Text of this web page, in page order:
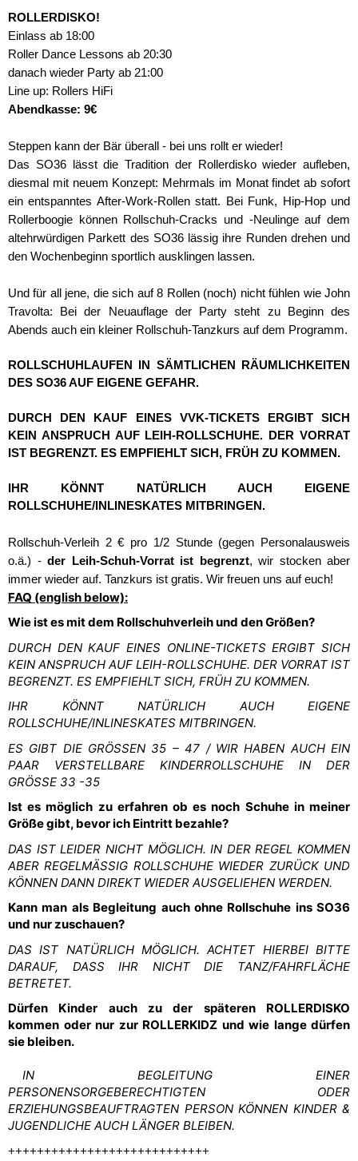
ROLLERDISKO!
Einlass ab 18:00
Roller Dance Lessons ab 20:30
danach wieder Party ab 21:00
Line up: Rollers HiFi
Abendkasse: 9€
Steppen kann der Bär überall - bei uns rollt er wieder!
Das SO36 lässt die Tradition der Rollerdisko wieder aufleben,
diesmal mit neuem Konzept: Mehrmals im Monat findet ab sofort
ein entspanntes After-Work-Rollen statt. Bei Funk, Hip-Hop und
Rollerboogie können Rollschuh-Cracks und -Neulinge auf dem
altehrwürdigen Parkett des SO36 lässig ihre Runden drehen und
den Wochenbeginn sportlich ausklingen lassen.
Und für all jene, die sich auf 8 Rollen (noch) nicht fühlen wie John
Travolta: Bei der Neuauflage der Party steht zu Beginn des
Abends auch ein kleiner Rollschuh-Tanzkurs auf dem Programm.
ROLLSCHUHLAUFEN IN SÄMTLICHEN RÄUMLICHKEITEN
DES SO36 AUF EIGENE GEFAHR.
DURCH DEN KAUF EINES VVK-TICKETS ERGIBT SICH
KEIN ANSPRUCH AUF LEIH-ROLLSCHUHE. DER VORRAT
IST BEGRENZT. ES EMPFIEHLT SICH, FRÜH ZU KOMMEN.
IHR KÖNNT NATÜRLICH AUCH EIGENE
ROLLSCHUHE/INLINESKATES MITBRINGEN.
Rollschuh-Verleih 2 € pro 1/2 Stunde (gegen Personalausweis
o.ä.) - der Leih-Schuh-Vorrat ist begrenzt, wir stocken aber
immer wieder auf. Tanzkurs ist gratis. Wir freuen uns auf euch!
FAQ (english below):
Wie ist es mit dem Rollschuhverleih und den Größen?
DURCH DEN KAUF EINES ONLINE-TICKETS ERGIBT SICH
KEIN ANSPRUCH AUF LEIH-ROLLSCHUHE. DER VORRAT IST
BEGRENZT. ES EMPFIEHLT SICH, FRÜH ZU KOMMEN.
IHR KÖNNT NATÜRLICH AUCH EIGENE
ROLLSCHUHE/INLINESKATES MITBRINGEN.
ES GIBT DIE GRÖSSEN 35 – 47 / WIR HABEN AUCH EIN
PAAR VERSTELLBARE KINDERROLLSCHUHE IN DER
GRÖSSE 33 -35
Ist es möglich zu erfahren ob es noch Schuhe in meiner
Größe gibt, bevor ich Eintritt bezahle?
DAS IST LEIDER NICHT MÖGLICH. IN DER REGEL KOMMEN
ABER REGELMÄSSIG ROLLSCHUHE WIEDER ZURÜCK UND
KÖNNEN DANN DIREKT WIEDER AUSGELIEHEN WERDEN.
Kann man als Begleitung auch ohne Rollschuhe ins SO36
und nur zuschauen?
DAS IST NATÜRLICH MÖGLICH. ACHTET HIERBEI BITTE
DARAUF, DASS IHR NICHT DIE TANZ/FAHRFLÄCHE
BETRETET.
Dürfen Kinder auch zu der späteren ROLLERDISKO
kommen oder nur zur ROLLERKIDZ und wie lange dürfen
sie bleiben.
IN BEGLEITUNG EINER
PERSONENSORGEBERECHTIGTEN ODER
ERZIEHUNGSBEAUFTRAGTEN PERSON KÖNNEN KINDER &
JUGENDLICHE AUCH LÄNGER BLEIBEN.
++++++++++++++++++++++++++++